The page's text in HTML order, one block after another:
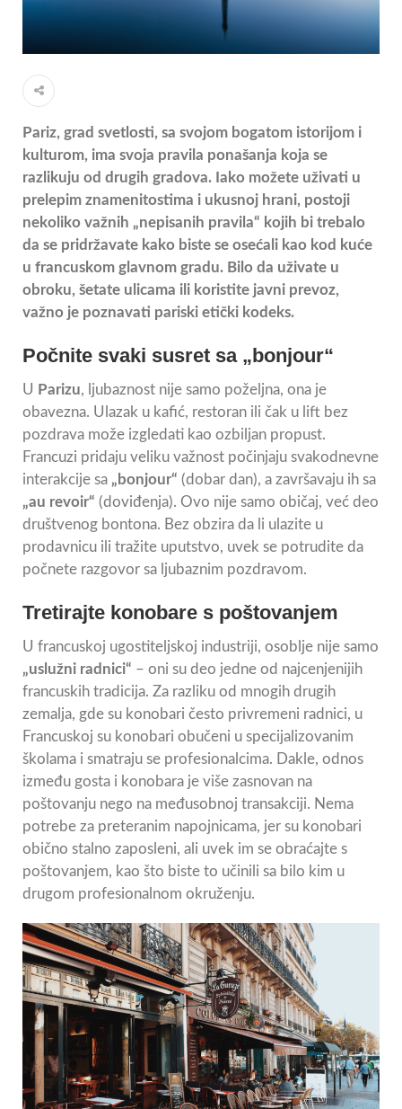
Pariz, grad svetlosti, sa svojom bogatom istorijom i
kulturom, ima svoja pravila ponašanja koja se
razlikuju od drugih gradova. Iako možete uživati u
prelepim znamenitostima i ukusnoj hrani, postoji
nekoliko važnih „nepisanih pravila“ kojih bi trebalo
da se pridržavate kako biste se osećali kao kod kuće
u francuskom glavnom gradu. Bilo da uživate u
obroku, šetate ulicama ili koristite javni prevoz,
važno je poznavati pariski etički kodeks.
Počnite svaki susret sa „bonjour“
U Parizu, ljubaznost nije samo poželjna, ona je
obavezna. Ulazak u kafić, restoran ili čak u lift bez
pozdrava može izgledati kao ozbiljan propust.
Francuzi pridaju veliku važnost počinjaju svakodnevne
interakcije sa „bonjour“ (dobar dan), a završavaju ih sa
„au revoir“ (doviđenja). Ovo nije samo običaj, već deo
društvenog bontona. Bez obzira da li ulazite u
prodavnicu ili tražite uputstvo, uvek se potrudite da
počnete razgovor sa ljubaznim pozdravom.
Tretirajte konobare s poštovanjem
U francuskoj ugostiteljskoj industriji, osoblje nije samo
„uslužni radnici“ – oni su deo jedne od najcenjenijih
francuskih tradicija. Za razliku od mnogih drugih
zemalja, gde su konobari često privremeni radnici, u
Francuskoj su konobari obučeni u specijalizovanim
školama i smatraju se profesionalcima. Dakle, odnos
između gosta i konobara je više zasnovan na
poštovanju nego na međusobnoj transakciji. Nema
potrebe za preteranim napojnicama, jer su konobari
obično stalno zaposleni, ali uvek im se obraćajte s
poštovanjem, kao što biste to učinili sa bilo kim u
drugom profesionalnom okruženju.